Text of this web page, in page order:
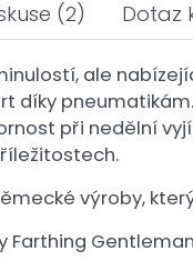
(2) Dotaz
ale
díky
při nedělní
výroby,
Farthing